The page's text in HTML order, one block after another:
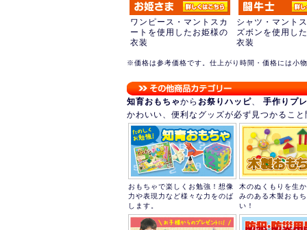
ワンピース・マントスカ
ートを使用したお姫様の
衣装
シャツ・マント
ズボンを使用し
衣装
※価格は参考価格です。仕上がり時間・価格には小
知育おもちゃから お祭りハッピ、 手作りプ
かわいい、便利なグッズが必ず見つかるこ
おもちゃで楽しくお勉強！想像
力や表現力など様々な力をのば
します。
木のぬくもりを生
みのある木製おも
い！